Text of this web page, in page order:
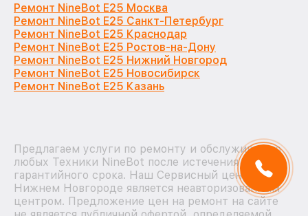
Ремонт NineBot E25 Москва
Ремонт NineBot E25 Санкт-Петербург
Ремонт NineBot E25 Краснодар
Ремонт NineBot E25 Ростов-на-Дону
Ремонт NineBot E25 Нижний Новгород
Ремонт NineBot E25 Новосибирск
Ремонт NineBot E25 Казань
Предлагаем услуги по ремонту и обслуживанию
любых Техники NineBot после истечения на них
гарантийного срока. Наш Сервисный центр в
Нижнем Новгороде является неавторизованным
центром. Предложение цен на ремонт на сайте